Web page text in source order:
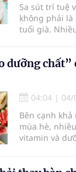
Sa sút trí tuệ
không phải là
tuổi già.
rèn luyện trí
tuổi gìn giữ trí
dưỡng chất”
04:04 | 04/
Bên cạnh
mùa hè,
vitamin và